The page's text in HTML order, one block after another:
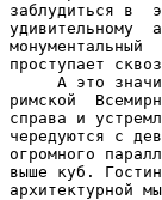
заблудиться в
удивительному
монументальный
проступает
А это
римской
справа и
чередуются с
огромного
выше куб.
архитектурной